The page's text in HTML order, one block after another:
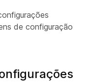
de configuração